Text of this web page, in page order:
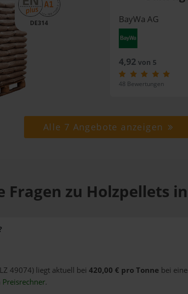
DE314 BayWa AG
4,92von 5
48 Bewertungen
Alle 7 Angebote anzeigen
Fragen zu Holzpellets
49074) liegt aktuell bei 420,00 € pro Tonne bei
Preisrechner.